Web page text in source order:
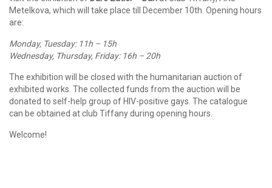
Metelkova, which will take place till December 10th. Opening hours
are:
Monday, Tuesday: 11h – 15h
Wednesday, Thursday, Friday: 16h – 20h
The exhibition will be closed with the humanitarian auction of
exhibited works. The collected funds from the auction will be
donated to self-help group of HIV-positive gays. The catalogue
can be obtained at club Tiffany during opening hours.
Welcome!